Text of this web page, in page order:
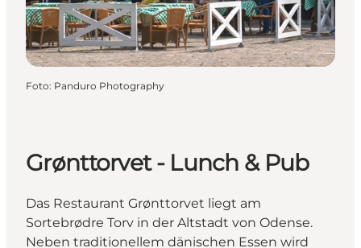
Foto: Panduro Photography
Grønttorvet - Lunch & Pub
Das Restaurant Grønttorvet liegt am
Sortebrødre Torv in der Altstadt von Odense.
Neben traditionellem dänischen Essen wird